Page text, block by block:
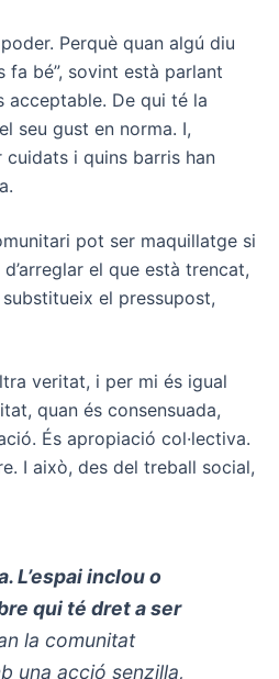
Perquè quan algú diu
fa bé”, sovint està parlant
acceptable. De qui té la
seu gust en norma. I,
i quins barris han
pot ser maquillatge si
el que està trencat,
el pressupost,
veritat, i per mi és igual
quan és consensuada,
És apropiació col·lectiva.
I això, des del treball social,
L’espai inclou o
qui té dret a ser
la comunitat
una acció senzilla,